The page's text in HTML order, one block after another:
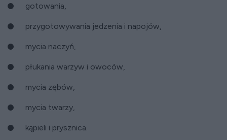
gotowania,
przygotowywania jedzenia i napojów,
mycia naczyń,
płukania warzyw i owoców,
mycia zębów,
mycia twarzy,
kąpieli i prysznica.